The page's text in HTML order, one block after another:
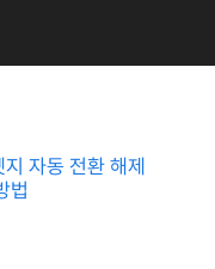
자동 전환 해제
법